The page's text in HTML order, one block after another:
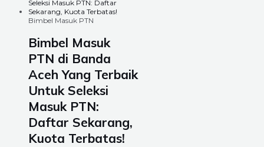
Bimbel Masuk PTN
Bimbel Masuk
PTN di Banda
Aceh Yang Terbaik
Untuk Seleksi
Masuk PTN:
Daftar Sekarang,
Kuota Terbatas!